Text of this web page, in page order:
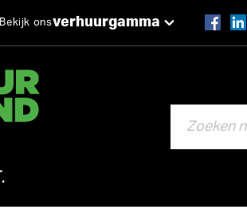
Bekijk onsverhuurgamma